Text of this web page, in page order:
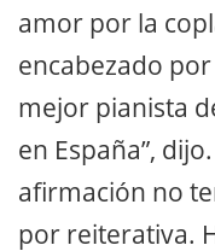
amor por la
encabezado por
mejor pianista
en España”,
afirmación no
por reiterativa.